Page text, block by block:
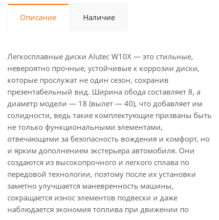
Описание Наличие
Легкосплавные диски Alutec W10X — это стильные,
невероятно прочные, устойчивые к коррозии диски,
которые прослужат не один сезон, сохранив
презентабельный вид. Ширина обода составляет 8, а
диаметр модели — 18 (вылет — 40), что добавляет им
солидности, ведь такие комплектующие призваны быть
не только функциональными элементами,
отвечающими за безопасность вождения и комфорт, но
и ярким дополнением экстерьера автомобиля. Они
создаются из высокопрочного и легкого сплава по
передовой технологии, поэтому после их установки
заметно улучшается маневренность машины,
сокращается износ элементов подвески и даже
наблюдается экономия топлива при движении по